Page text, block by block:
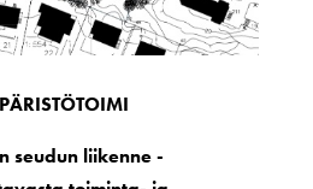
seudun liikenne -